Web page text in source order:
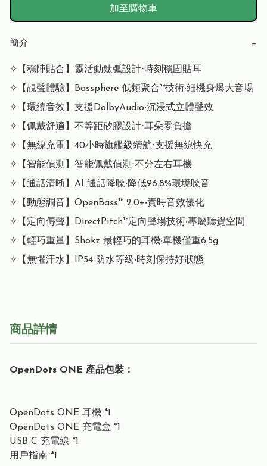
加至購物車
簡介 −
✧【穩陣貼合】靈活動鈦弧設計‧時刻穩固貼耳
✧【靚聲體驗】Bassphere 低頻聚合™技術‧細機身爆大音場
✧【環繞音效】支援DolbyAudio‧沉浸式立體聲效
✧【佩戴舒適】不等距矽膠設計‧耳朵零負擔
✧【無線充電】40小時旗艦級續航‧支援無線快充
✧【智能偵測】智能佩戴偵測‧不分左右耳機
✧【通話清晰】AI 通話降噪‧降低96.8%環境噪音
✧【動態調音】OpenBass™ 2.0+‧實時音效優化
✧【定向傳聲】DirectPitch™定向聲場技術‧專屬聽覺空間
✧【輕巧重量】Shokz 最輕巧的耳機‧單機僅重6.5g
商品詳情
OpenDots ONE 產品包裝：
OpenDots ONE 耳機 *1
OpenDots ONE 充電盒 *1
USB-C 充電線 *1
用戶指南 *1